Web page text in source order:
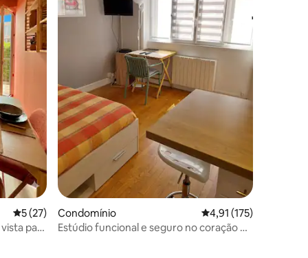
Classificação média de 5 em 5 estrelas, 27avaliações
5 (27)
para
Condomínio Classificação média
4,91 (175)
Estúdio funcional e seguro no coração da